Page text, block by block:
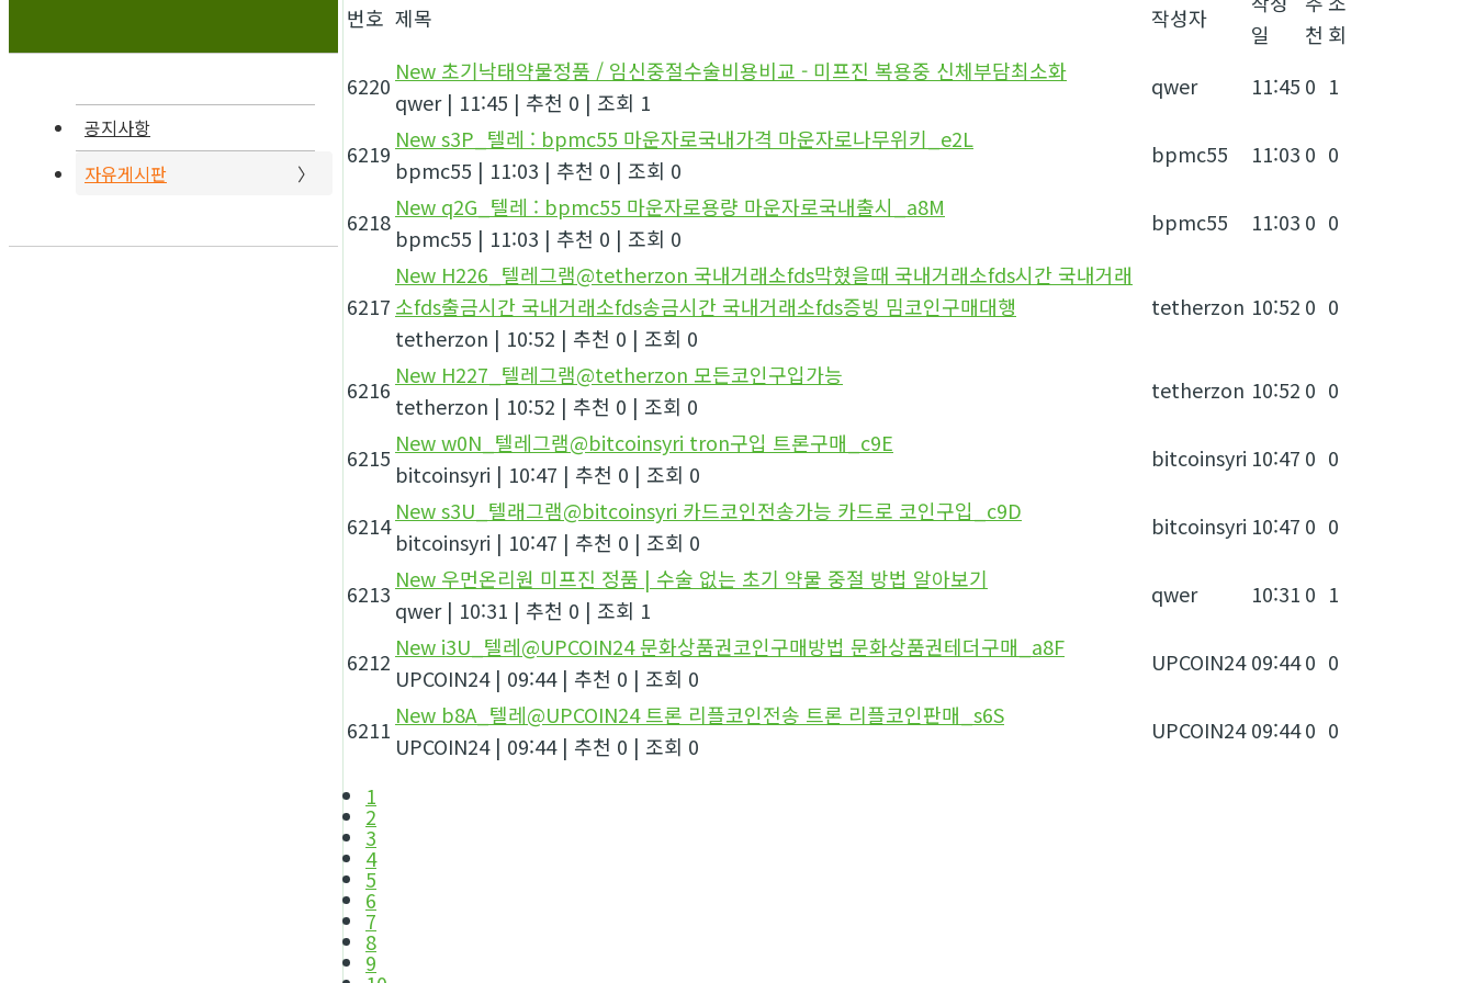
공지사항
자유게시판
번호 제목 작성자
일
천 회
6220
New 초기낙태약물정품 / 임신중절수술비용비교 - 미프진 복용중 신체부담최소화
qwer | 11:45 | 추천 0 | 조회 1
qwer 11:45 0 1
6219
News3P_텔레 : bpmc55 마운자로국내가격 마운자로나무위키_e2L
bpmc55 | 11:03 | 추천 0 | 조회 0
bpmc55 11:03 0 0
6218
New q2G_텔레 : bpmc55 마운자로용량 마운자로국내출시_a8M
bpmc55 | 11:03 | 추천 0 | 조회 0
bpmc55 11:03 0 0
6217
New H226_텔레그램@tetherzon 국내거래소fds막혔을때 국내거래소fds시간 국내거래
소fds출금시간 국내거래소fds송금시간 국내거래소fds증빙 밈코인구매대행
tetherzon | 10:52 | 추천 0 | 조회 0
tetherzon 10:52 0 0
6216
New H227_텔레그램@tetherzon 모든코인구입가능
tetherzon | 10:52 | 추천 0 | 조회 0
tetherzon 10:52 0 0
6215
Neww0N_텔레그램@bitcoinsyri tron구입 트론구매_c9E
bitcoinsyri | 10:47 | 추천 0 | 조회 0
bitcoinsyri 10:47 0 0
6214
News3U_텔래그램@bitcoinsyri 카드코인전송가능 카드로 코인구입_c9D
bitcoinsyri | 10:47 | 추천 0 | 조회 0
bitcoinsyri 10:47 0 0
6213
New 우먼온리원 미프진 정품 | 수술 없는 초기 약물 중절 방법 알아보기
qwer | 10:31 | 추천 0 | 조회 1
qwer 10:31 0 1
6212
New i3U_텔레@UPCOIN24 문화상품권코인구매방법 문화상품권테더구매_a8F
UPCOIN24 | 09:44 | 추천 0 | 조회 0
UPCOIN24 09:440 0
6211
New b8A_텔레@UPCOIN24 트론 리플코인전송 트론 리플코인판매_s6S
UPCOIN24 | 09:44 | 추천 0 | 조회 0
UPCOIN24 09:440 0
1
2
3
4
5
6
7
8
9